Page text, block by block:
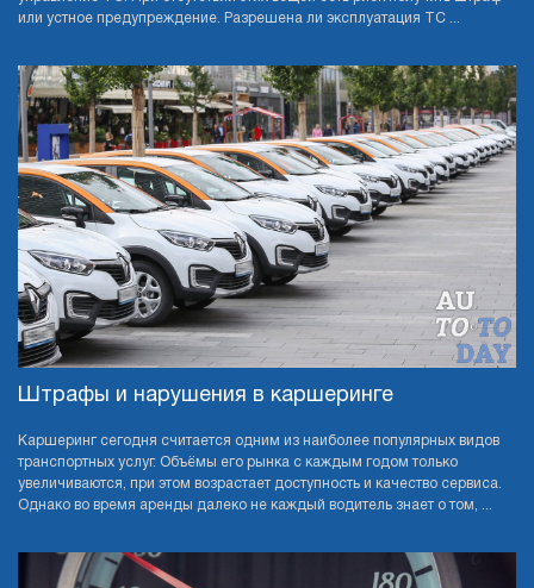
или устное предупреждение. Разрешена ли эксплуатация ТС ...
Штрафы и нарушения в каршеринге
Каршеринг сегодня считается одним из наиболее популярных видов
транспортных услуг. Объёмы его рынка с каждым годом только
увеличиваются, при этом возрастает доступность и качество сервиса.
Однако во время аренды далеко не каждый водитель знает о том, ...